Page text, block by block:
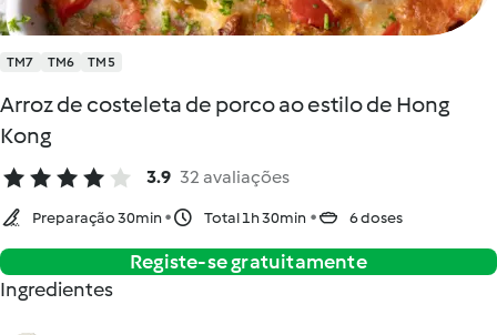
TM7 TM6 TM5
Arroz de costeleta de porco ao estilo de Hong
Kong
3.9 32 avaliações
Preparação 30min Total 1h 30min 6 doses
Registe-se gratuitamente
Ingredientes